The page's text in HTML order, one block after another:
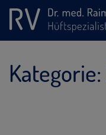
Kategorie: